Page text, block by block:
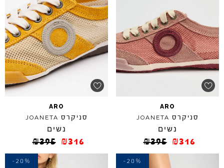
ARO
סניקרס JOANETA
נשים
₪395 ₪316
ARO
סניקרס JOANETA
נשים
₪395 ₪316
-20%
-20%